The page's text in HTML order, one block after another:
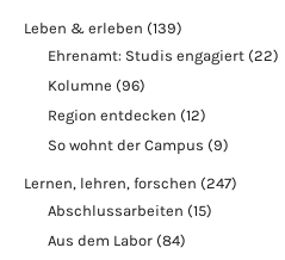
Leben & erleben (139)
Ehrenamt: Studis engagiert (22)
Kolumne (96)
Region entdecken (12)
So wohnt der Campus (9)
Lernen, lehren, forschen (247)
Abschlussarbeiten (15)
Aus dem Labor (84)